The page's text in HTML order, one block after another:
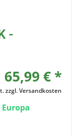
-
65,99 € *
zzgl. Versandkosten